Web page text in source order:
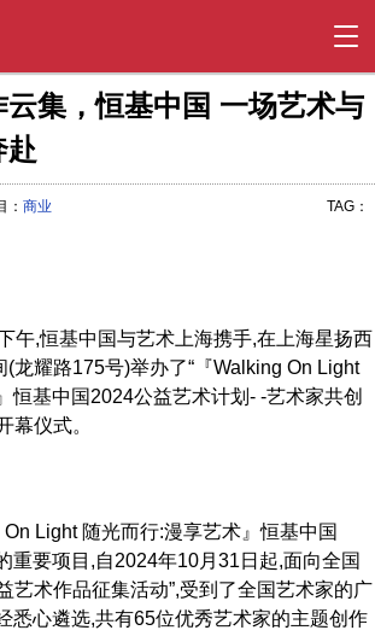
集，恒基中国 一场艺术与
赴
： 商业 TAG：
午,恒基中国与艺术上海携手,在上海星扬西
(龙耀路175号)举办了“『Walking On Light
恒基中国2024公益艺术计划- -艺术家共创
幕仪式。
Light 随光而行:漫享艺术』恒基中国
重要项目,自2024年10月31日起,面向全国
艺术作品征集活动”,受到了全国艺术家的广
悉心遴选,共有65位优秀艺术家的主题创作